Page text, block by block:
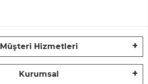
Müşteri Hizmetleri
Kurumsal